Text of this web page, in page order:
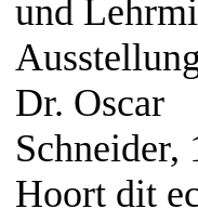
und
Dr. Oscar
Schneider,
Hoort dit